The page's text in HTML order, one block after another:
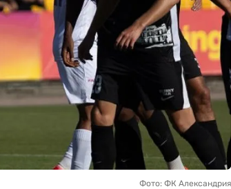
Фото: ФК Александрия